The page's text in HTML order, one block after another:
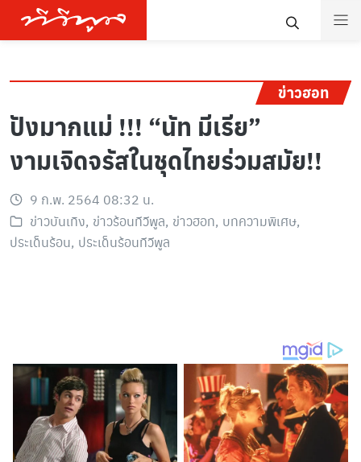
ข่าวฮอท
ปังมากแม่ !!! “นัท มีเรีย”
งามเจิดจรัสในชุดไทยร่วมสมัย!!
9 ก.พ. 2564 08:32 น.
ข่าวบันเทิง, ข่าวร้อนทีวีพูล, ข่าวฮอท, บทความพิเศษ,
ประเด็นร้อน, ประเด็นร้อนทีวีพูล